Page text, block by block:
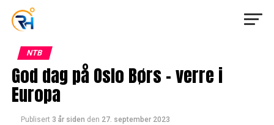
NTB
God dag på Oslo Børs – verre i
Europa
Publisert 3 år siden den 27. september 2023